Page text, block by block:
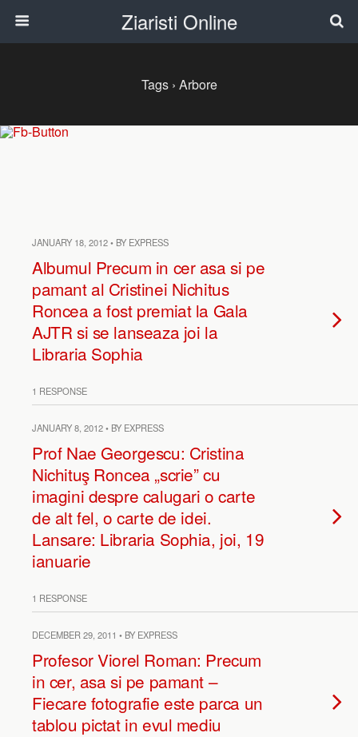
Ziaristi Online
Tags › Arbore
JANUARY 18, 2012 • BY EXPRESS
Albumul Precum in cer asa si pe
pamant al Cristinei Nichitus
Roncea a fost premiat la Gala
AJTR si se lanseaza joi la
Libraria Sophia
1 RESPONSE
JANUARY 8, 2012 • BY EXPRESS
Prof Nae Georgescu: Cristina
Nichituş Roncea „scrie” cu
imagini despre calugari o carte
de alt fel, o carte de idei.
Lansare: Libraria Sophia, joi, 19
ianuarie
1 RESPONSE
DECEMBER 29, 2011 • BY EXPRESS
Profesor Viorel Roman: Precum
in cer, asa si pe pamant –
Fiecare fotografie este parca un
tablou pictat in evul mediu